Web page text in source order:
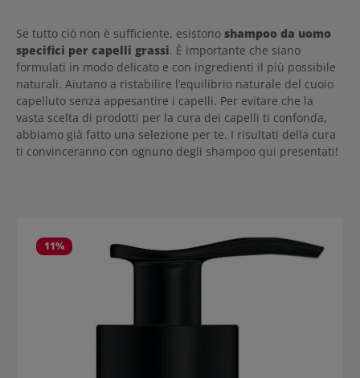
Se tutto ciò non è sufficiente, esistono shampoo da uomo
specifici per capelli grassi. È importante che siano
formulati in modo delicato e con ingredienti il più possibile
naturali. Aiutano a ristabilire l’equilibrio naturale del cuoio
capelluto senza appesantire i capelli. Per evitare che la
vasta scelta di prodotti per la cura dei capelli ti confonda,
abbiamo già fatto una selezione per te. I risultati della cura
ti convinceranno con ognuno degli shampoo qui presentati!
11%